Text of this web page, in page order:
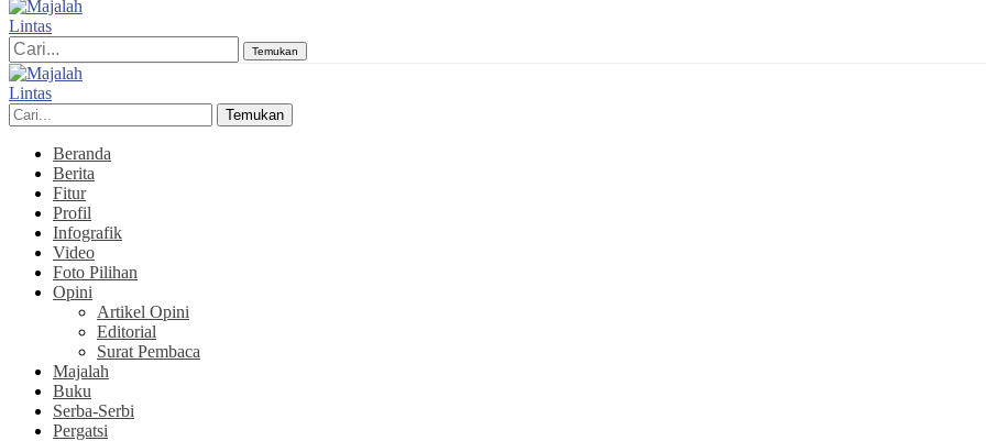
Temukan
Temukan
Beranda
Berita
Fitur
Profil
Infografik
Video
Foto Pilihan
Opini
Artikel Opini
Editorial
Surat Pembaca
Majalah
Buku
Serba-Serbi
Pergatsi